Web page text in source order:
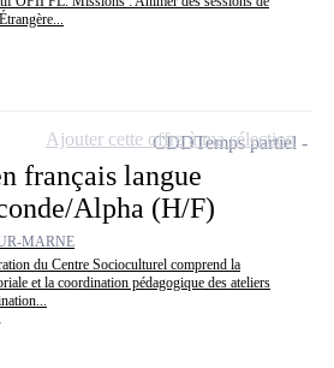
français langue
Alpha (H/F)
MARNE
du Centre Socioculturel comprend la
et la coordination pédagogique des ateliers
CDDTemps partiel
Ajouter cette offre à ma sélection